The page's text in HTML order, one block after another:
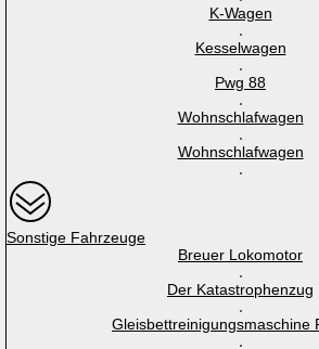
K-Wagen
Kesselwagen
Pwg 88
Wohnschlafwagen
Wohnschlafwagen
Sonstige Fahrzeuge
Breuer Lokomotor
Der Katastrophenzug
Gleisbettreinigungsmaschine